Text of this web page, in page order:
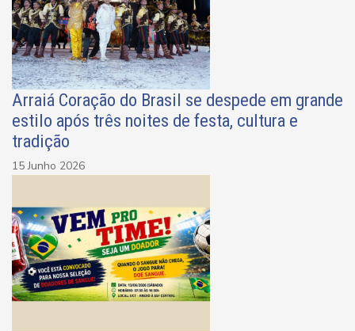
Arraiá Coração do Brasil se despede em grande
estilo após três noites de festa, cultura e
tradição
15 Junho 2026